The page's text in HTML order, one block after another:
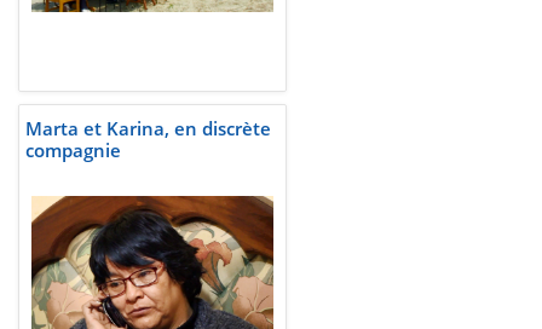
Marta et Karina, en discrète
compagnie